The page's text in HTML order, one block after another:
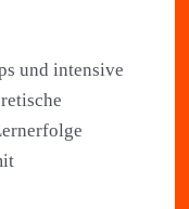
und intensive